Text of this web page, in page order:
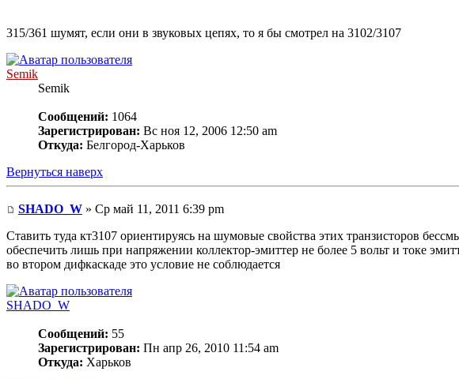
315/361 шумят, если они в звуковых цепях, то я бы смотрел на 3102/3107
Semik
Semik
Сообщений: 1064
Зарегистрирован: Вс ноя 12, 2006 12:50 am
Откуда: Белгород-Харьков
Вернуться наверх
SHADO_W » Ср май 11, 2011 6:39 pm
Ставить туда кт3107 ориентируясь на шумовые свойства этих транзисторов
обеспечить лишь при напряжении коллектор-эмиттер не более 5 вольт и токе
во втором дифкаскаде это условие не соблюдается
SHADO_W
Сообщений: 55
Зарегистрирован: Пн апр 26, 2010 11:54 am
Откуда: Харьков